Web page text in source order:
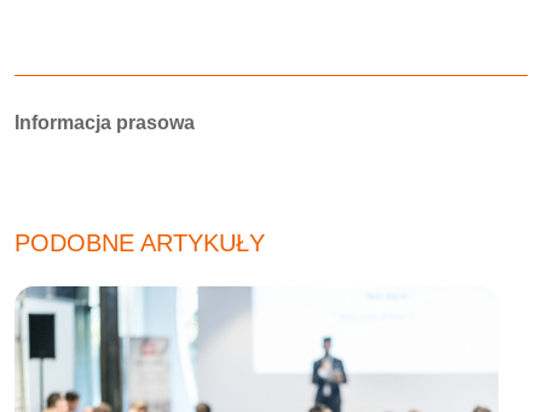
Autorzy:
Informacja prasowa
PODOBNE ARTYKUŁY